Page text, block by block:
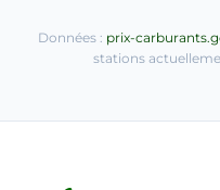
Données : prix-
stations